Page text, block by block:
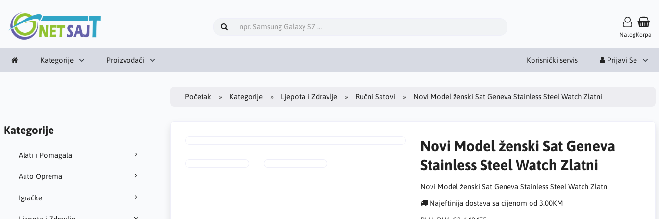
NalogKorpa
Kategorije Proizvođači Korisnički servis Prijavi Se
Kategorije
Alati i Pomagala
Auto Oprema
Igračke
Početak Kategorije Ljepota i Zdravlje Ručni Satovi Novi Model ženski Sat Geneva Stainless Steel Watch Zlatni
Novi Model ženski Sat Geneva
Stainless Steel Watch Zlatni
Novi Model ženski Sat Geneva Stainless Steel Watch Zlatni
Najeftinija dostava sa cijenom od 3.00KM